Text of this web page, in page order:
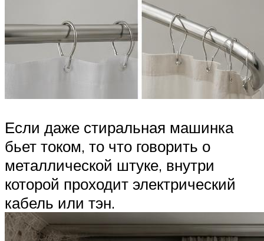
Если даже стиральная машинка
бьет током, то что говорить о
металлической штуке, внутри
которой проходит электрический
кабель или тэн.